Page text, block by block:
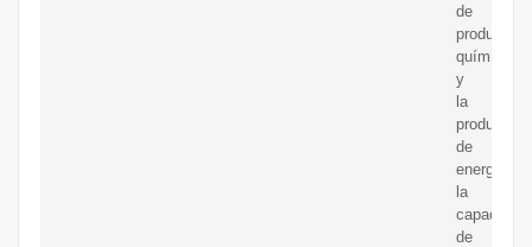
de
productos
químicos
y
la
producción
de
energía,
la
capacidad
de